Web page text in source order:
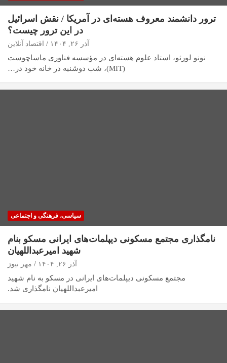
ترور دانشمند معروف هسته‌ای در آمریکا / نقش اسرائیل
در این ترور چیست؟
آذر ۲۶, ۱۴۰۴ اقتصاد آنلاین
نونو لورئو، استاد علوم هسته‌ای در مؤسسه فناوری ماساچوست
سیاسی، فرهنگی و اجتماعی
نامگذاری مجتمع مسکونی دیپلمات‌های ایرانی مسکو بنام
شهید امیرعبداللهیان
آذر ۲۶, ۱۴۰۴ مهر نیوز
مجتمع مسکونی دیپلمات‌های ایرانی در مسکو به نام شهید
امیرعبداللهیان نامگذاری شد.